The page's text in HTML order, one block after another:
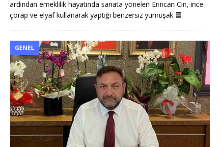
ardından emeklilik hayatında sanata yönelen Erincan Cin, ince
çorap ve elyaf kullanarak yaptığı benzersiz yumuşak 🟦
GENEL